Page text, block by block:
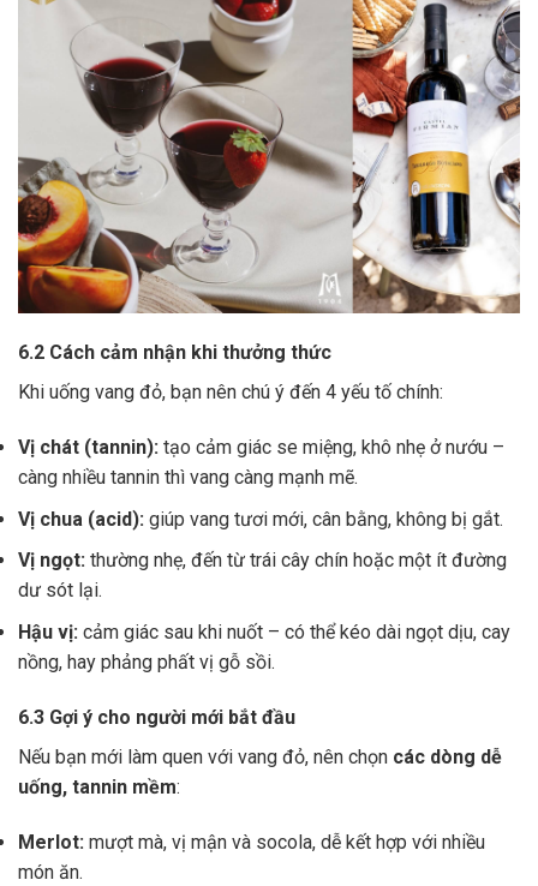
6.2 Cách cảm nhận khi thưởng thức
Khi uống vang đỏ, bạn nên chú ý đến 4 yếu tố chính:
Vị chát (tannin): tạo cảm giác se miệng, khô nhẹ ở nướu –
càng nhiều tannin thì vang càng mạnh mẽ.
Vị chua (acid): giúp vang tươi mới, cân bằng, không bị gắt.
Vị ngọt: thường nhẹ, đến từ trái cây chín hoặc một ít đường
dư sót lại.
Hậu vị: cảm giác sau khi nuốt – có thể kéo dài ngọt dịu, cay
nồng, hay phảng phất vị gỗ sồi.
6.3 Gợi ý cho người mới bắt đầu
Nếu bạn mới làm quen với vang đỏ, nên chọn các dòng dễ
uống, tannin mềm:
Merlot: mượt mà, vị mận và socola, dễ kết hợp với nhiều
món ăn.